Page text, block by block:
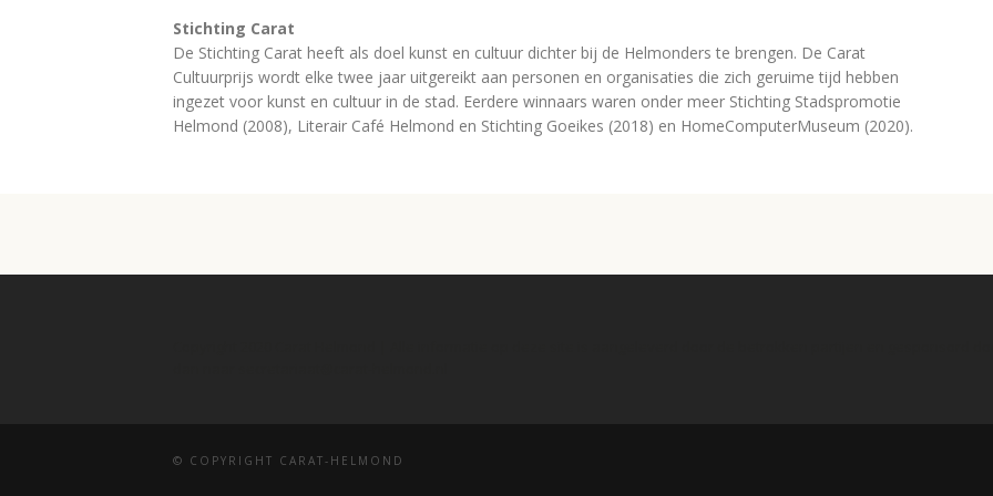
Stichting Carat
De Stichting Carat heeft als doel kunst en cultuur dichter bij de Helmonders te brengen. De Carat
Cultuurprijs wordt elke twee jaar uitgereikt aan personen en organisaties die zich geruime tijd hebben
ingezet voor kunst en cultuur in de stad. Eerdere winnaars waren onder meer Stichting Stadspromotie
Helmond (2008), Literair Café Helmond en Stichting Goeikes (2018) en HomeComputerMuseum (2020).
© COPYRIGHT CARAT-HELMOND